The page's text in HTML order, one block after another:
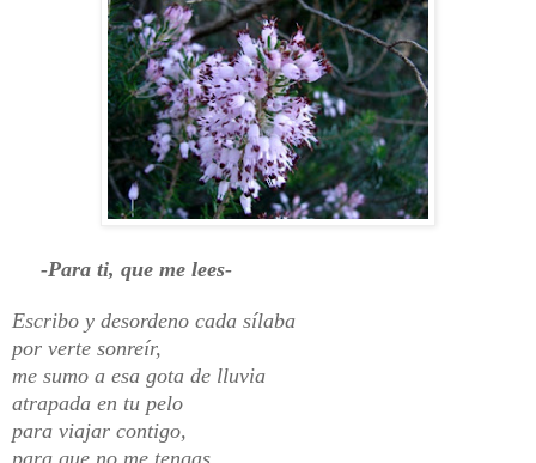
-Para ti, que me lees-
Escribo y desordeno cada sílaba
por verte sonreír,
me sumo a esa gota de lluvia
atrapada en tu pelo
para viajar contigo,
para que no me tengas